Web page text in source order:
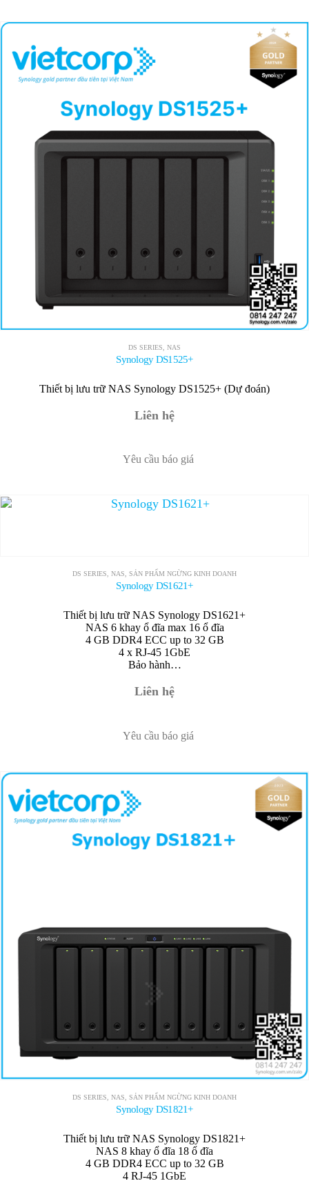
DS SERIES, NAS
Synology DS1525+
Thiết bị lưu trữ NAS Synology DS1525+ (Dự đoán)
Liên hệ
Yêu cầu báo giá
DS SERIES, NAS, SẢN PHẨM NGỪNG KINH DOANH
Synology DS1621+
Thiết bị lưu trữ NAS Synology DS1621+
NAS 6 khay ổ đĩa max 16 ổ đĩa
4 GB DDR4 ECC up to 32 GB
4 x RJ-45 1GbE
Bảo hành…
Liên hệ
Yêu cầu báo giá
DS SERIES NAS SẢN PHẨM NGỪNG KINH DOANH
Synology DS1821+
Thiết bị lưu trữ NAS Synology DS1821+
NAS 8 khay ổ đĩa 18 ổ đĩa
4 GB DDR4 ECC up to 32 GB
4 RJ-45 1GbE